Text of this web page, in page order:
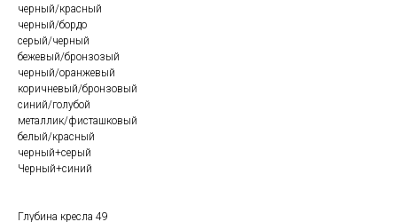
черный/красный
черный/бордо
серый/черный
бежевый/бронзозый
черный/оранжевый
коричневый/бронзовый
синий/голубой
металлик/фисташковый
белый/красный
черный+серый
Черный+синий
Глубина кресла 49